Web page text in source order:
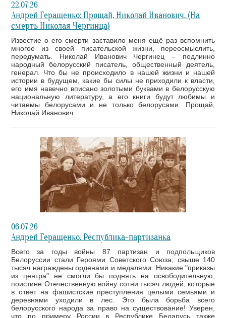
22.07.26
Андрей Геращенко: Прощай, Николай Иванович. (На
смерть Николая Чергинца)
Известие о его смерти заставило меня ещё раз вспомнить
многое из своей писательской жизни, переосмыслить,
передумать. Николай Иванович Чергинец – подлинно
народный белорусский писатель, общественный деятель,
генерал. Что бы не происходило в нашей жизни и нашей
истории в будущем, какие бы силы не приходили к власти,
его имя навечно вписано золотыми буквами в белорусскую
национальную литературу, а его книги будут любимы и
читаемы белорусами и не только белорусами. Прощай,
Николай Иванович.
06.07.26
Андрей Геращенко. Республика-партизанка
Всего за годы войны 87 партизан и подпольщиков
Белоруссии стали Героями Советского Союза, свыше 140
тысяч награждены орденами и медалями. Никакие "приказы
из центра" не смогли бы поднять на освободительную,
поистине Отечественную войну сотни тысяч людей, которые
в ответ на фашистские преступления целыми семьями и
деревнями уходили в лес. Это была борьба всего
белорусского народа за право на существование! Уверен,
что по примеру России в Республике Беларусь также